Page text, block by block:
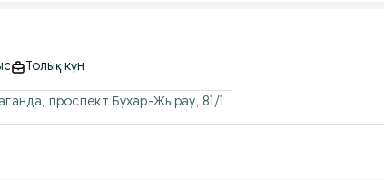
Толық күн
проспект Бухар-Жырау, 81/1